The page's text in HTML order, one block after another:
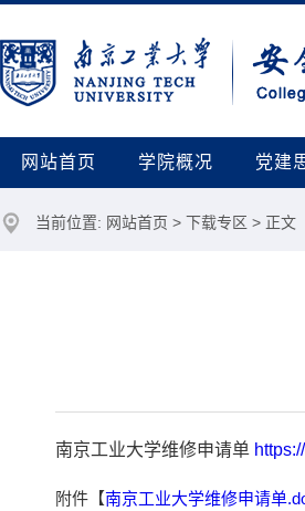
网站首页 学院概况 党建
当前位置: 网站首页 > 下载专区 > 正文
南京工业大学维修申请单
附件【南京工业大学维修申请单